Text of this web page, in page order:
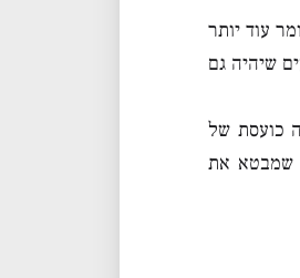
עוד יותר
שיהיה גם
כועסת של
שמבטא את